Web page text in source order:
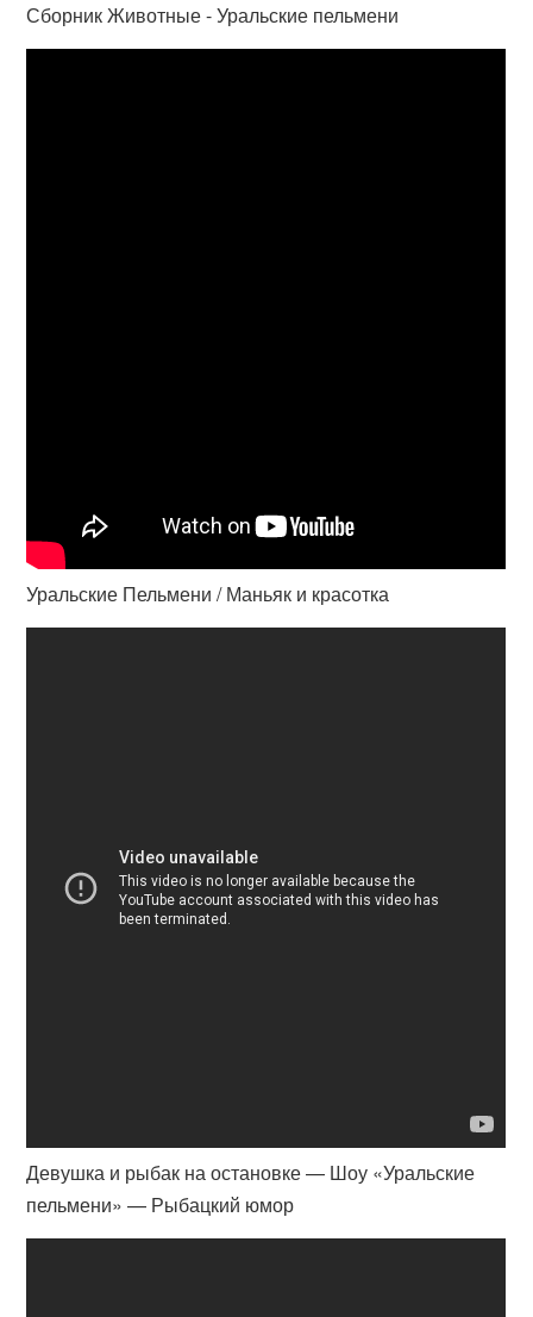
Сборник Животные - Уральские пельмени
Уральские Пельмени / Маньяк и красотка
Девушка и рыбак на остановке — Шоу «Уральские
пельмени» — Рыбацкий юмор